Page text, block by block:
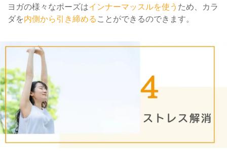
ヨガの様々なポーズはインナーマッスルを使う ため、カラ
ダを内側から引き締める ことができるのできます。